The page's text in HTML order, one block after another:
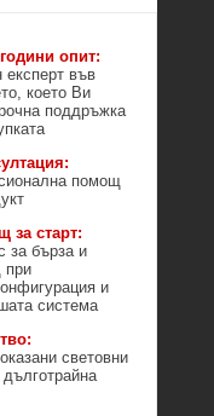
опит:
във
което Ви
поддръжка
помощ
за старт:
за бърза и
при
и
система
световни